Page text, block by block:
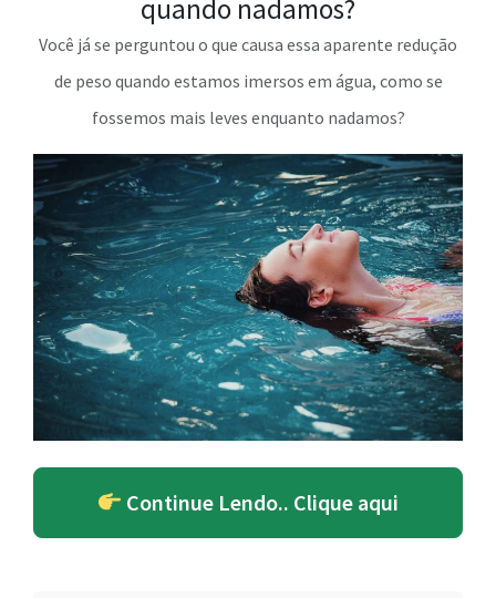
quando nadamos?
Você já se perguntou o que causa essa aparente redução
de peso quando estamos imersos em água, como se
fossemos mais leves enquanto nadamos?
Continue Lendo.. Clique aqui